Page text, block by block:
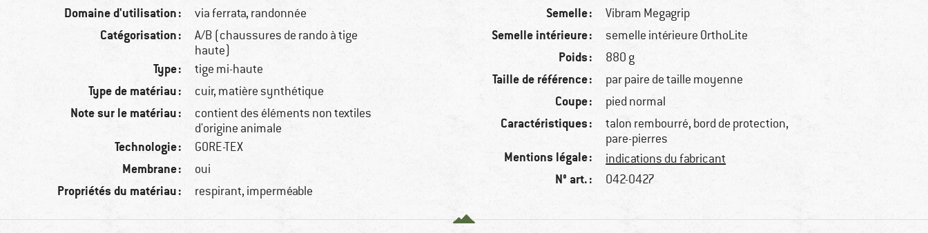
Domaine d'utilisation : via ferrata, randonnée
Catégorisation :
A/B (chaussures de rando à tige
haute)
Type : tige mi-haute
Type de matériau : cuir, matière synthétique
Note sur le matériau :
contient des éléments non textiles
d'origine animale
Technologie : GORE-TEX
Membrane : oui
Propriétés du matériau : respirant, imperméable
Semelle : Vibram Megagrip
Semelle intérieure : semelle intérieure OrthoLite
Poids : 880 g
Taille de référence : par paire de taille moyenne
Coupe : pied normal
Caractéristiques :
talon rembourré, bord de protection,
pare-pierres
Mentions légale : indications du fabricant
N° art. : 042-0427